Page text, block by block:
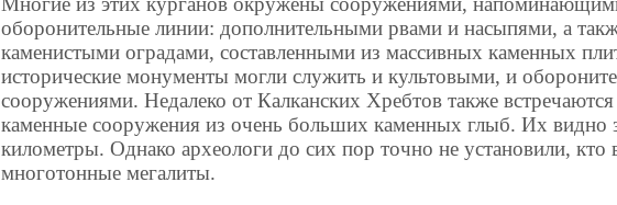
оборонительные линии: дополнительными рвами и насыпями, а
каменистыми оградами, составленными из массивных каменных
исторические монументы могли служить и культовыми, и
сооружениями. Недалеко от Калканских Хребтов также встречаются
каменные сооружения из очень больших каменных глыб. Их видно
километры. Однако археологи до сих пор точно не установили, кто
многотонные мегалиты.